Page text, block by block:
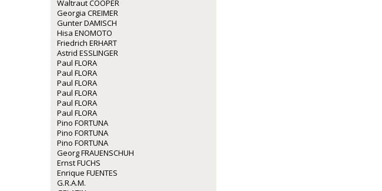
Waltraut COOPER
Georgia CREIMER
Gunter DAMISCH
Hisa ENOMOTO
Friedrich ERHART
Astrid ESSLINGER
Paul FLORA
Paul FLORA
Paul FLORA
Paul FLORA
Paul FLORA
Paul FLORA
Pino FORTUNA
Pino FORTUNA
Pino FORTUNA
Georg FRAUENSCHUH
Ernst FUCHS
Enrique FUENTES
G.R.A.M.